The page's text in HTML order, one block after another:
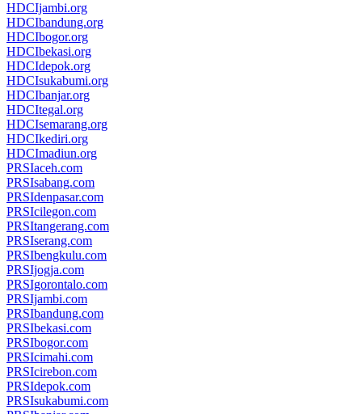
HDCIjambi.org
HDCIbandung.org
HDCIbogor.org
HDCIbekasi.org
HDCIdepok.org
HDCIsukabumi.org
HDCIbanjar.org
HDCItegal.org
HDCIsemarang.org
HDCIkediri.org
HDCImadiun.org
PRSIaceh.com
PRSIsabang.com
PRSIdenpasar.com
PRSIcilegon.com
PRSItangerang.com
PRSIserang.com
PRSIbengkulu.com
PRSIjogja.com
PRSIgorontalo.com
PRSIjambi.com
PRSIbandung.com
PRSIbekasi.com
PRSIbogor.com
PRSIcimahi.com
PRSIcirebon.com
PRSIdepok.com
PRSIsukabumi.com